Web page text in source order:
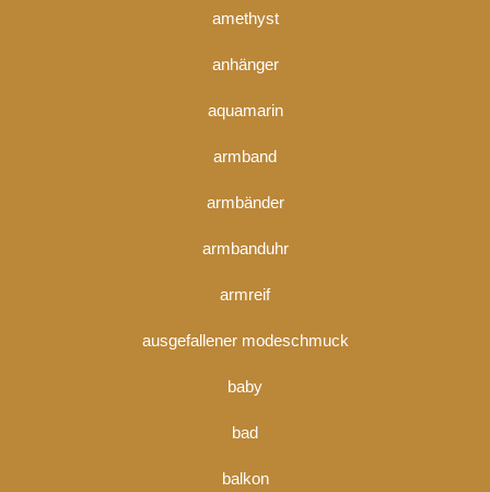
amethyst
anhänger
aquamarin
armband
armbänder
armbanduhr
armreif
ausgefallener modeschmuck
baby
bad
balkon